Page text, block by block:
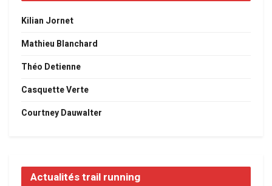
Kilian Jornet
Mathieu Blanchard
Théo Detienne
Casquette Verte
Courtney Dauwalter
Actualités trail running